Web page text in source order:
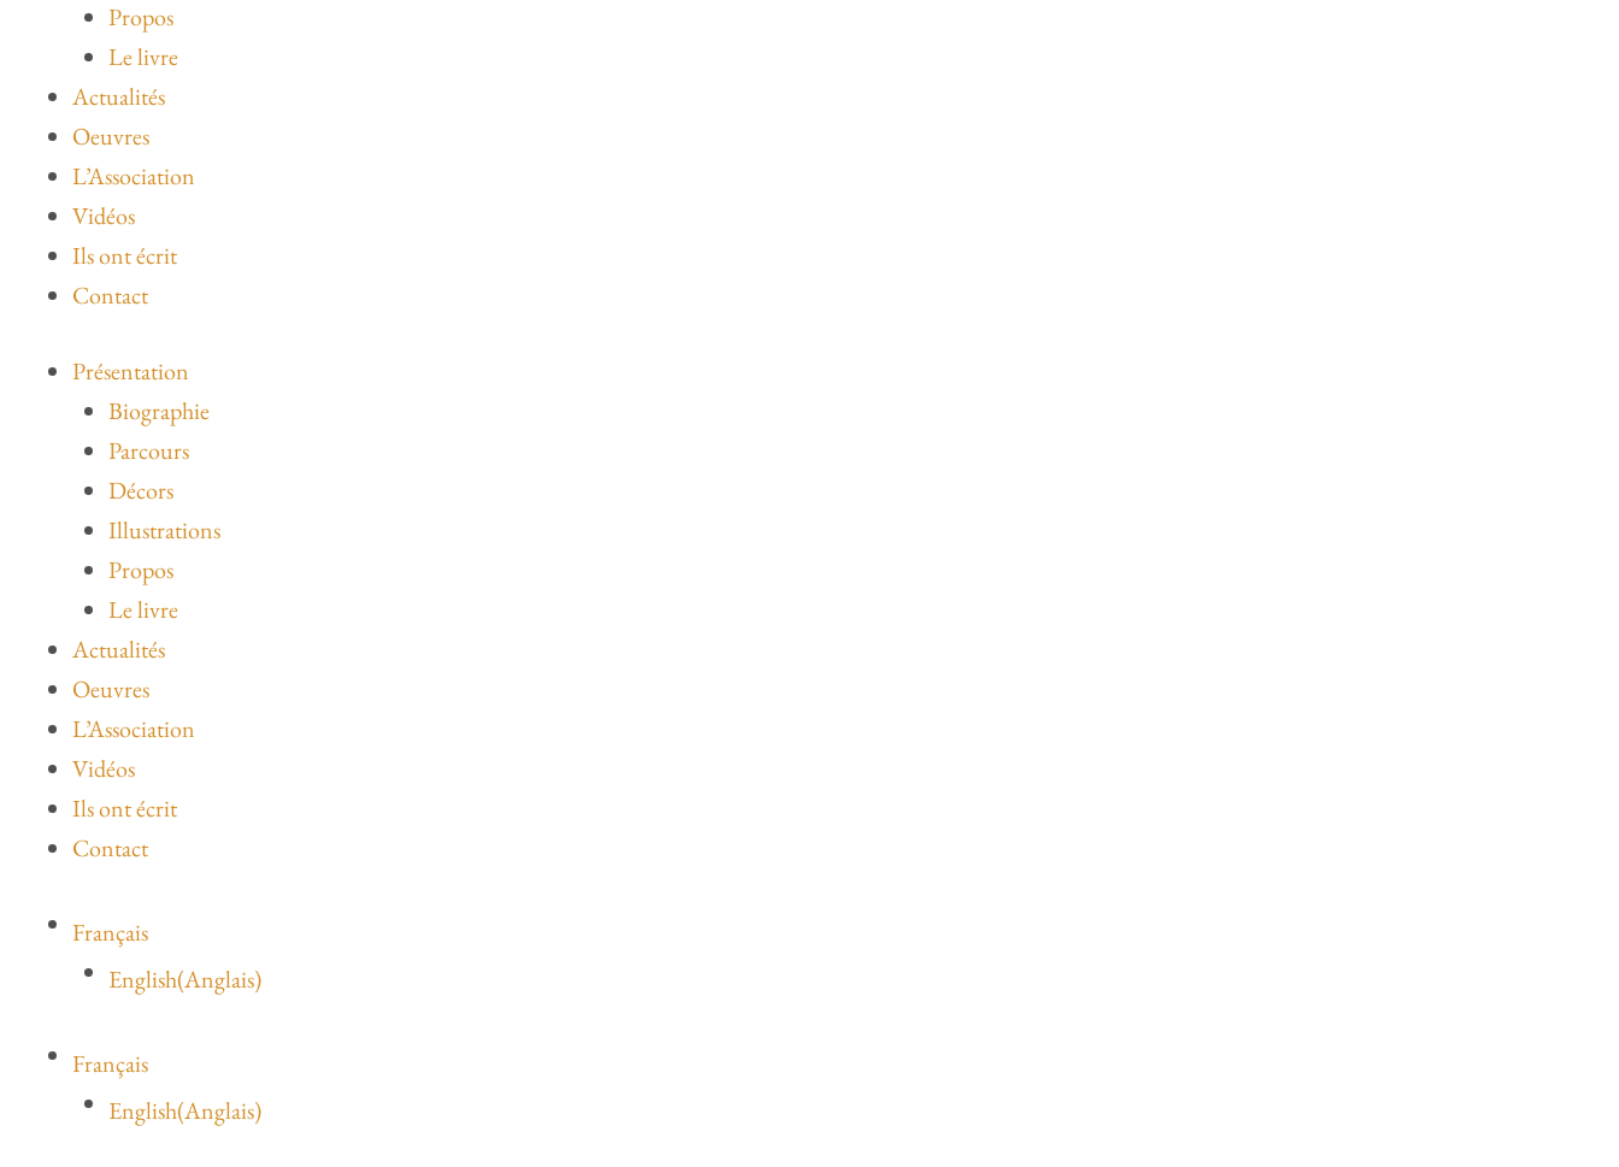
Propos
Le livre
Actualités
Oeuvres
L’Association
Vidéos
Ils ont écrit
Contact
Présentation
Biographie
Parcours
Décors
Illustrations
Propos
Le livre
Actualités
Oeuvres
L’Association
Vidéos
Ils ont écrit
Contact
Français
English(Anglais)
Français
English(Anglais)